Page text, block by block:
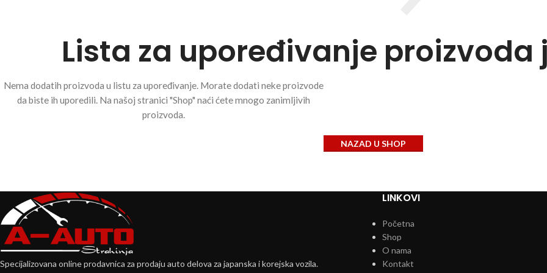
Lista za upoređivanje proizvoda
Nema dodatih proizvoda u listu za upoređivanje. Morate dodati neke proizvode
da biste ih uporedili. Na našoj stranici "Shop" naći ćete mnogo zanimljivih
proizvoda.
NAZAD U SHOP
Specijalizovana online prodavnica za prodaju auto delova za japanska i korejska vozila.
LINKOVI
Početna
Shop
O nama
Kontakt